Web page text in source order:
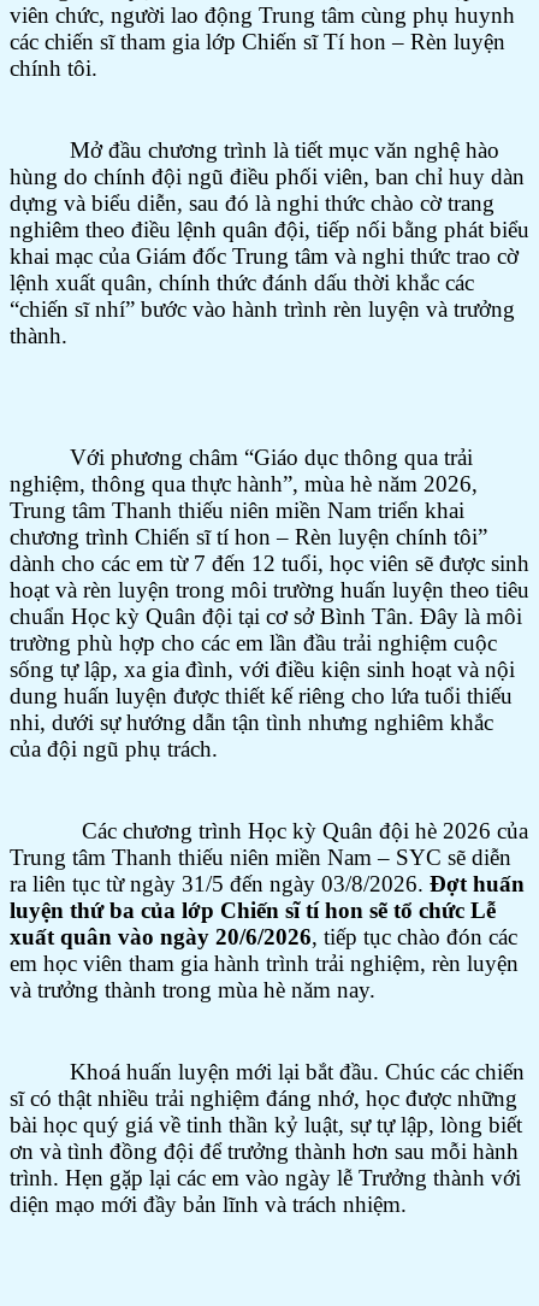
viên chức, người lao động Trung tâm cùng phụ huynh
các chiến sĩ tham gia lớp Chiến sĩ Tí hon – Rèn luyện
chính tôi.
Mở đầu chương trình là tiết mục văn nghệ hào
hùng do chính đội ngũ điều phối viên, ban chỉ huy dàn
dựng và biểu diễn, sau đó là nghi thức chào cờ trang
nghiêm theo điều lệnh quân đội, tiếp nối bằng phát biểu
khai mạc của Giám đốc Trung tâm và nghi thức trao cờ
lệnh xuất quân, chính thức đánh dấu thời khắc các
“chiến sĩ nhí” bước vào hành trình rèn luyện và trưởng
thành.
Với phương châm “Giáo dục thông qua trải
nghiệm, thông qua thực hành”, mùa hè năm 2026,
Trung tâm Thanh thiếu niên miền Nam triển khai
chương trình Chiến sĩ tí hon – Rèn luyện chính tôi”
dành cho các em từ 7 đến 12 tuổi, học viên sẽ được sinh
hoạt và rèn luyện trong môi trường huấn luyện theo tiêu
chuẩn Học kỳ Quân đội tại cơ sở Bình Tân. Đây là môi
trường phù hợp cho các em lần đầu trải nghiệm cuộc
sống tự lập, xa gia đình, với điều kiện sinh hoạt và nội
dung huấn luyện được thiết kế riêng cho lứa tuổi thiếu
nhi, dưới sự hướng dẫn tận tình nhưng nghiêm khắc
của đội ngũ phụ trách.
Các chương trình Học kỳ Quân đội hè 2026 của
Trung tâm Thanh thiếu niên miền Nam – SYC sẽ diễn
ra liên tục từ ngày 31/5 đến ngày 03/8/2026. Đợt huấn
luyện thứ ba của lớp Chiến sĩ tí hon sẽ tổ chức Lễ
xuất quân vào ngày 20/6/2026, tiếp tục chào đón các
em học viên tham gia hành trình trải nghiệm, rèn luyện
và trưởng thành trong mùa hè năm nay.
Khoá huấn luyện mới lại bắt đầu. Chúc các chiến
sĩ có thật nhiều trải nghiệm đáng nhớ, học được những
bài học quý giá về tinh thần kỷ luật, sự tự lập, lòng biết
ơn và tình đồng đội để trưởng thành hơn sau mỗi hành
trình. Hẹn gặp lại các em vào ngày lễ Trưởng thành với
diện mạo mới đầy bản lĩnh và trách nhiệm.